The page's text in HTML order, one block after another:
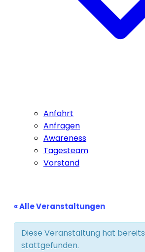
Anfahrt
Anfragen
Awareness
Tagesteam
Vorstand
« Alle Veranstaltungen
Diese Veranstaltung hat bereits
stattgefunden.